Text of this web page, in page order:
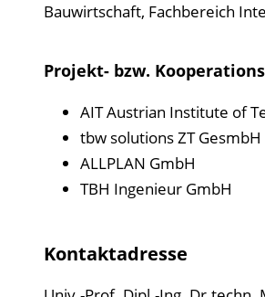
s
u
P
u
b
l
Bauwirtschaft, Fachbereich
Projekt- bzw.
AIT Austrian Institute of
tbw solutions ZT
ALLPLAN GmbH
TBH Ingenieur GmbH
Kontaktadresse